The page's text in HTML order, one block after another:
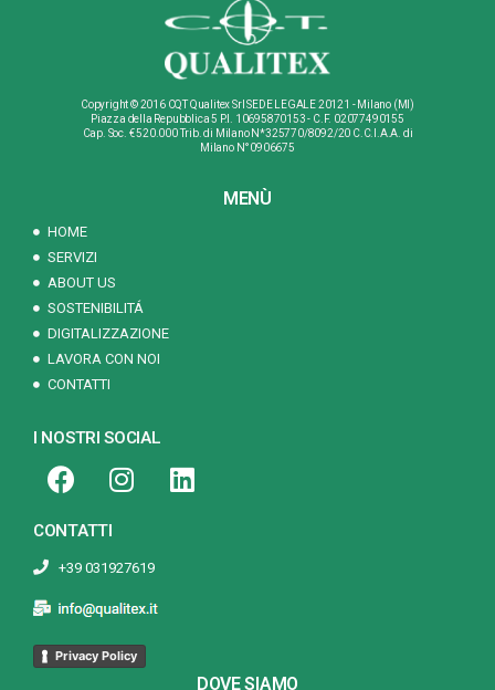
Copyright © 2016 CQT Qualitex Srl SEDE LEGALE 20121 - Milano (MI)
Piazza della Repubblica 5 P.I. 10695870153 - C.F. 02077490155
Cap. Soc. € 520.000 Trib. di Milano N*325770/8092/20 C.C.I.A.A. di
Milano N°0906675
MENÙ
HOME
SERVIZI
ABOUT US
SOSTENIBILITÁ
DIGITALIZZAZIONE
LAVORA CON NOI
CONTATTI
I NOSTRI SOCIAL
CONTATTI
+39 031927619
Privacy Policy
DOVE SIAMO